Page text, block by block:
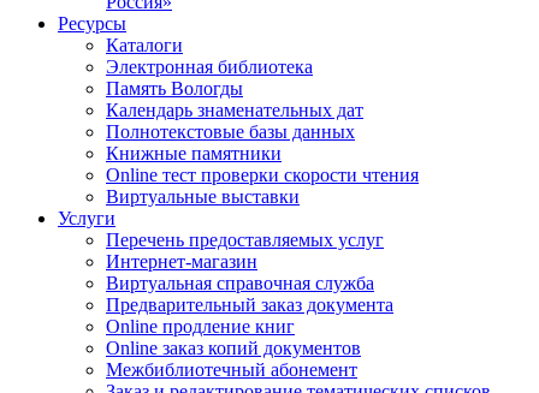
Ресурсы
Каталоги
Электронная библиотека
Память Вологды
Календарь знаменательных дат
Полнотекстовые базы данных
Книжные памятники
Online тест проверки скорости чтения
Виртуальные выставки
Услуги
Перечень предоставляемых услуг
Интернет-магазин
Виртуальная справочная служба
Предварительный заказ документа
Online продление книг
Online заказ копий документов
Межбиблиотечный абонемент